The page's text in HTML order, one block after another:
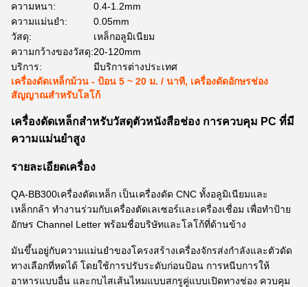
ความหนา:
0.4-1.2mm
ความแม่นยำ:
0.05mm
วัสดุ:
เหล็กอลูมิเนียม
ความกว้างของวัสดุ:20-120mm
บริการ:
มีบริการต่างประเทศ
เครื่องดัดเหล็กม้วน - ป้อน 5 ~ 20 ม. / นาที, เครื่องดัดอักษรช่อง
สัญญาณสำหรับโลโก้
เครื่องดัดเหล็กสำหรับวัสดุตัวหนังสือช่อง การควบคุม PC ที่มี
ความแม่นยำสูง
รายละเอียดเครื่อง
QA-BB300เครื่องดัดเหล็ก เป็นเครื่องดัด CNC ทั้งอลูมิเนียมและ
เหล็กกล้า ทำงานร่วมกับเครื่องตัดเลเซอร์และเครื่องเชื่อม เพื่อทำป้าย
อักษร Channel Letter พร้อมชื่อบริษัทและโลโก้ที่ด้านข้าง
มันขึ้นอยู่กับความแม่นยำของโครงสร้างเครื่องจักรส่งกำลังและตัวดัด
ทางเลือกที่หดได้ โดยใช้การปรับระดับก่อนป้อน การหนีบการให้
อาหารแบบอื่น และกบไสเส้นไหมแบบสกรูคู่แบบเปิดทางช่อง ควบคุม